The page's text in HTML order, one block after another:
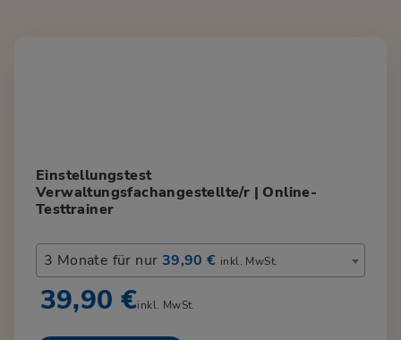
Einstellungstest
Verwaltungsfachangestellte/r | Online-
Testtrainer
3 Monate für nur 39,90 € inkl. MwSt.
39,90 €inkl. MwSt.